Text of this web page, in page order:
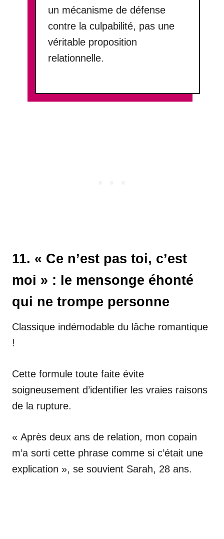
un mécanisme de défense
contre la culpabilité, pas une
véritable proposition
relationnelle.
11. « Ce n’est pas toi, c’est
moi » : le mensonge éhonté
qui ne trompe personne
Classique indémodable du lâche romantique
!
Cette formule toute faite évite
soigneusement d’identifier les vraies raisons
de la rupture.
« Après deux ans de relation, mon copain
m’a sorti cette phrase comme si c’était une
explication », se souvient Sarah, 28 ans.